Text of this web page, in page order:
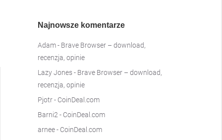
Najnowsze komentarze
Adam- Brave Browser – download,
recenzja, opinie
Lazy Jones- Brave Browser – download,
recenzja, opinie
Pjotr- CoinDeal.com
Barni2 - CoinDeal.com
arnee- CoinDeal.com